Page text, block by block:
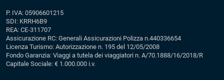
P. IVA: 05906601215
SDI: KRRH6B9
REA: CE-311707
Assicurazione RC: Generali Assicurazioni Polizza n.440336654
Licenza Turismo: Autorizzazione n. 195 del 12/05/2008
Fondo Garanzia: Viaggi a tutela dei viaggiatori n. A/70.1888/16/2018/R
Capitale Sociale: € 1.000.000 i.v.